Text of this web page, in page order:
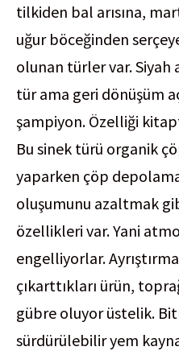
tilkiden bal arısına,
uğur böceğinden
olunan türler var. Siyah
tür ama geri dönüşüm
şampiyon. Özelliği
Bu sinek türü organik
yaparken çöp
oluşumunu azaltmak
özellikleri var. Yani
engelliyorlar.
çıkarttıkları ürün,
gübre oluyor üstelik.
sürdürülebilir yem